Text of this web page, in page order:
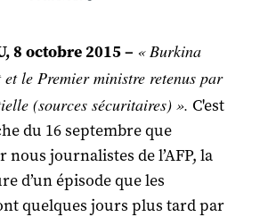
8 octobre 2015 – « Burkina
le Premier ministre retenus par
(sources sécuritaires) ». C'est
du 16 septembre que
journalistes de l’AFP, la
d’un épisode que les
quelques jours plus tard par